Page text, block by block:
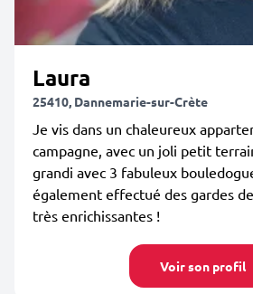
Laura
25410, Dannemarie-sur-Crète
Je vis dans un chaleureux
campagne, avec un joli petit
grandi avec 3 fabuleux
également effectué des gardes
très enrichissantes !
Voir son profil